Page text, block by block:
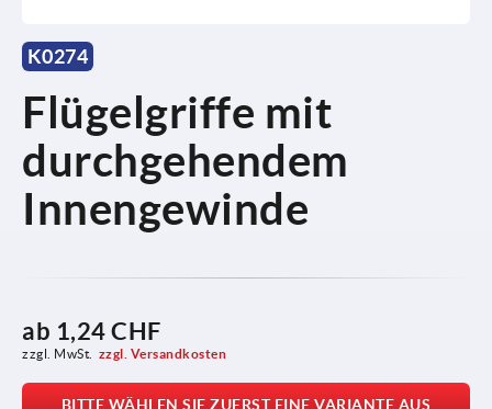
K0274
Flügelgriffe mit
durchgehendem
Innengewinde
ab 1,24 CHF
zzgl. MwSt. zzgl. Versandkosten
BITTE WÄHLEN SIE ZUERST EINE VARIANTE AUS